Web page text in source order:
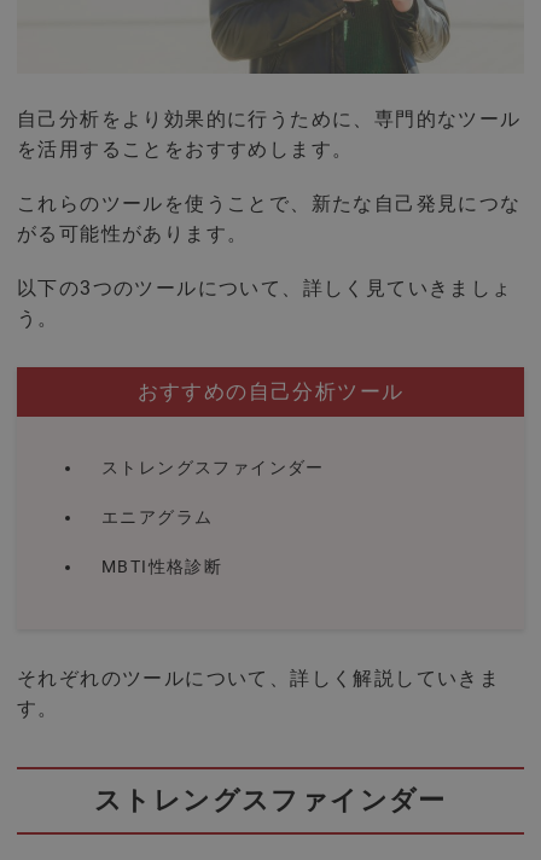
自己分析をより効果的に行うために、専門的なツール
を活用することをおすすめします。
これらのツールを使うことで、新たな自己発見につな
がる可能性があります。
以下の3つのツールについて、詳しく見ていきましょ
う。
おすすめの自己分析ツール
ストレングスファインダー
エニアグラム
MBTI性格診断
それぞれのツールについて、詳しく解説していきま
す。
ストレングスファインダー